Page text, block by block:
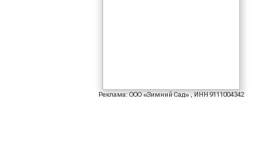
Реклама: ООО «Зимний Сад» , ИНН 9111004342